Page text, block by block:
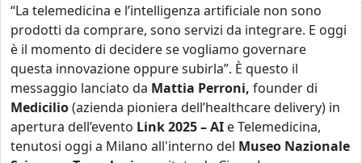
“La telemedicina e l’intelligenza artificiale non sono
prodotti da comprare, sono servizi da integrare. E oggi
è il momento di decidere se vogliamo governare
questa innovazione oppure subirla”. È questo il
messaggio lanciato da Mattia Perroni, founder di
Medicilio(azienda pioniera dell’healthcare delivery) in
apertura dell’evento Link 2025 – AI e Telemedicina,
tenutosi oggi a Milano all'interno del Museo Nazionale